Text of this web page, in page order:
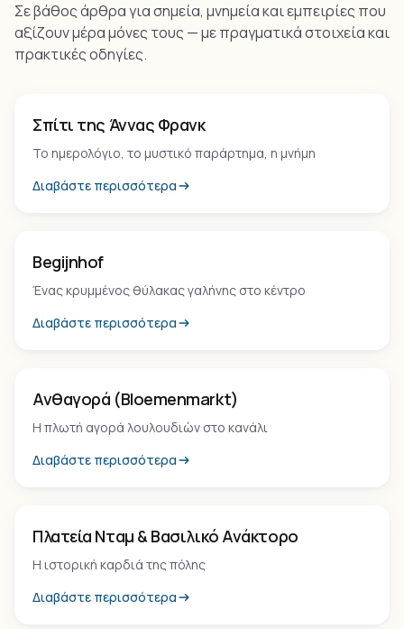
Σε βάθος άρθρα για σημεία, μνημεία και εμπειρίες που
αξίζουν μέρα μόνες τους — με πραγματικά στοιχεία και
πρακτικές οδηγίες.
Μουσείο
Σπίτι της Άννας Φρανκ
Το ημερολόγιο, το μυστικό παράρτημα, η μνήμη
Διαβάστε περισσότερα
Begijnhof
Ένας κρυμμένος θύλακας γαλήνης στο κέντρο
Διαβάστε περισσότερα
Ανθαγορά (Bloemenmarkt)
Η πλωτή αγορά λουλουδιών στο κανάλι
Διαβάστε περισσότερα
Τοπόσημο
Πλατεία Νταμ & Βασιλικό Ανάκτορο
Η ιστορική καρδιά της πόλης
Διαβάστε περισσότερα